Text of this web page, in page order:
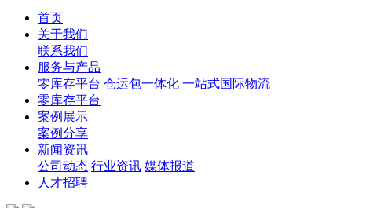
首页
关于我们
联系我们
服务与产品
零库存平台 仓运包一体化 一站式国际物流
零库存平台
案例展示
案例分享
新闻资讯
公司动态 行业资讯 媒体报道
人才招聘